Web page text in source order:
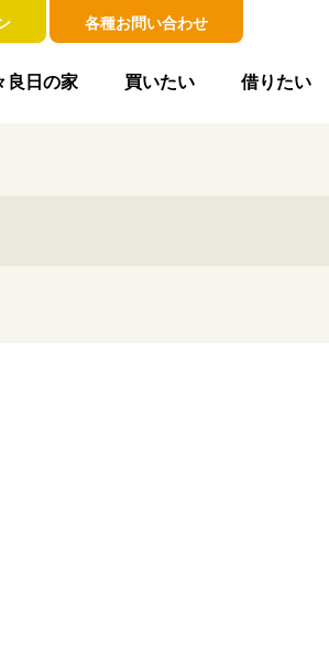
各種お問い合わせ
良日の家 買いたい 借りたい